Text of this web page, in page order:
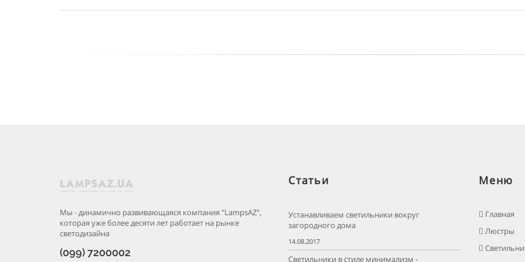
Мы - динамично развивающаяся компания "LampsAZ",
которая уже более десяти лет работает на рынке
светодизайна
(099) 7200002
Статьи
Устанавливаем светильники вокруг
загородного дома
14.08.2017
Светильники в стиле минимализм -
Меню
Главная
Люстры